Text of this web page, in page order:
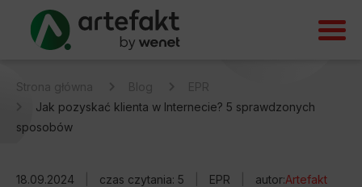
Strona główna Blog
EPR
Jak pozyskać klienta w Internecie? 5 sprawdzonych
sposobów
18.09.2024 czas czytania: 5 EPR autor:Artefakt